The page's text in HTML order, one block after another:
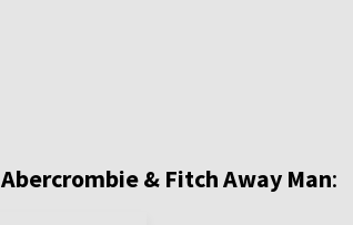
Abercrombie & Fitch Away Man: